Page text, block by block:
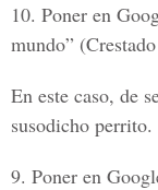
10. Poner en
mundo”
En este caso, de
susodicho perrito.
9. Poner en